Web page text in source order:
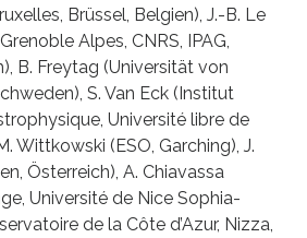
Brüssel, Belgien), J.-B. Le
Alpes, CNRS, IPAG,
B. Freytag (Universität von
S. Van Eck (Institut
Université libre de
Wittkowski (ESO, Garching), J.
Österreich), A. Chiavassa
Université de Nice Sophia-
de la Côte d’Azur, Nizza,